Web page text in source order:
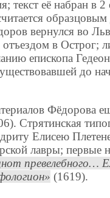
её набран в 2
образцовым
вернулся во
в Острог;
епископа
до
Фёдорова
Стрятинская
Елисею
лавры; первые
превелебного…
(1619).